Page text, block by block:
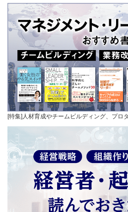
[特集]人材育成やチームビルディング、プ